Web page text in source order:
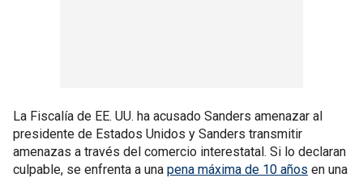
La Fiscalía de EE. UU. ha acusado Sanders amenazar al
presidente de Estados Unidos y Sanders transmitir
amenazas a través del comercio interestatal. Si lo declaran
culpable, se enfrenta a una pena máxima de 10 años en una